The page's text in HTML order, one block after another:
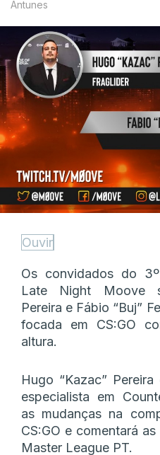
Antunes
Ouvir
Os convidados do
Late Night Moove
Pereira e Fábio “Buj”
focada em CS:GO
altura.
Hugo “Kazac”
especialista em
as mudanças na
CS:GO e comentará
Master League PT.